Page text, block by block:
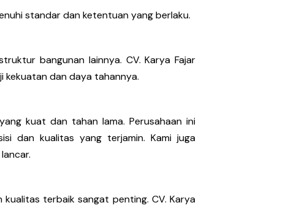
standar dan ketentuan yang berlaku.
bangunan lainnya. CV. Karya Fajar
kekuatan dan daya tahannya.
kuat dan tahan lama. Perusahaan ini
dan kualitas yang terjamin. Kami juga
terbaik sangat penting. CV. Karya